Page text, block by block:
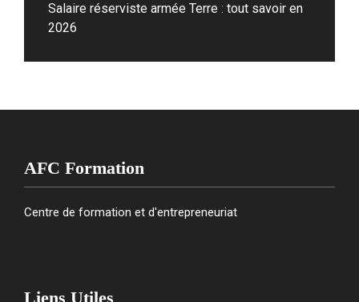
Salaire réserviste armée Terre : tout savoir en
2026
AFC Formation
Centre de formation et d'entrepreneuriat
Liens Utiles